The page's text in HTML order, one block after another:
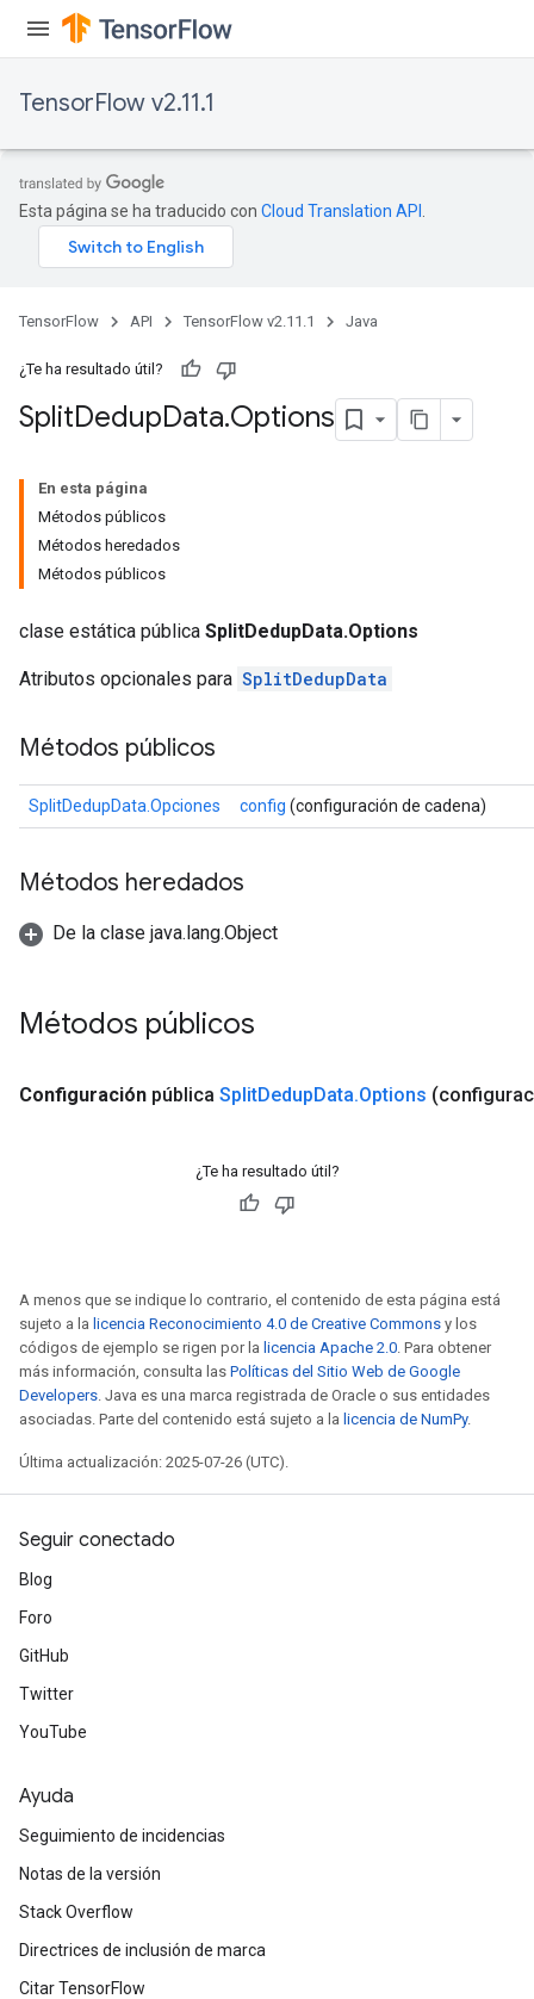
TensorFlow v2.11.1
Esta página se ha traducido con Cloud Translation API
TensorFlow API TensorFlow v2.11.1 Java
¿Te ha resultado útil?
SplitDedupData.Options
En esta página
Métodos públicos
Métodos heredados
Métodos públicos
clase estática pública SplitDedupData.Options
Atributos opcionales para SplitDedupData
Métodos públicos
SplitDedupData.Opciones config (configuración de cadena)
Métodos heredados
De la clase java.lang.Object
Métodos públicos
Configuración pública SplitDedupData.Options
¿Te ha resultado útil?
A menos que se indique lo contrario, el contenido de esta página está
sujeto a la licencia Reconocimiento 4.0 de Creative Commons y los
códigos de ejemplo se rigen por la licencia Apache 2.0. Para obtener
más información, consulta las Políticas del Sitio Web de Google
Developers. Java es una marca registrada de Oracle o sus entidades
asociadas. Parte del contenido está sujeto a la licencia de NumPy.
Última actualización: 2025-07-26 (UTC).
Seguir conectado
Blog
Foro
GitHub
Twitter
YouTube
Ayuda
Seguimiento de incidencias
Notas de la versión
Stack Overflow
Directrices de inclusión de marca
Citar TensorFlow